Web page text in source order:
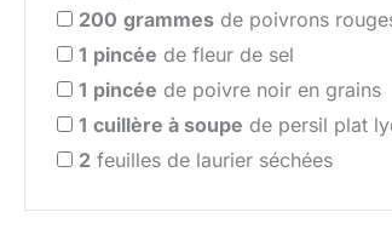
200 grammes de poivrons
1 pincée de fleur de sel
1 pincée de poivre noir en grains
1 cuillère à soupe de persil plat
2 feuilles de laurier séchées